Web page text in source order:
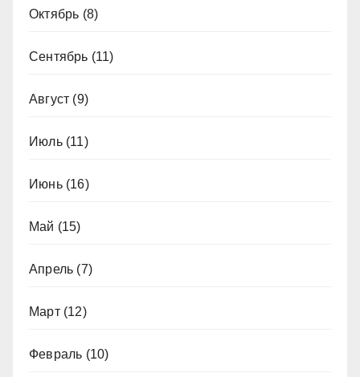
Октябрь (8)
Сентябрь (11)
Август (9)
Июль(11)
Июнь(16)
Май (15)
Апрель (7)
Март(12)
Февраль (10)